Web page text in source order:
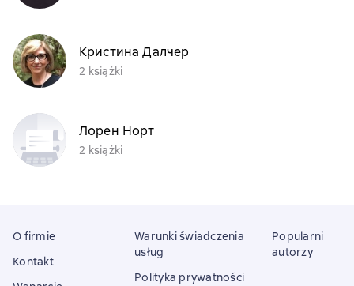
Кристина Далчер
2 książki
Лорен Норт
2 książki
O firmie
Kontakt
Warunki świadczenia
usług
Polityka prywatności
Popularni
autorzy